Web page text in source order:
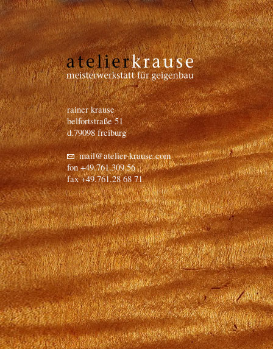
rainer krause
belfortstraße 51
d.79098 freiburg
mail@atelier-krause.com
fon +49.761.309 56
fax +49.761.28 68 71